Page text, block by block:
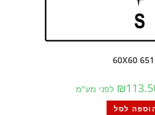
6515
₪ לפני מע"מ
לסל